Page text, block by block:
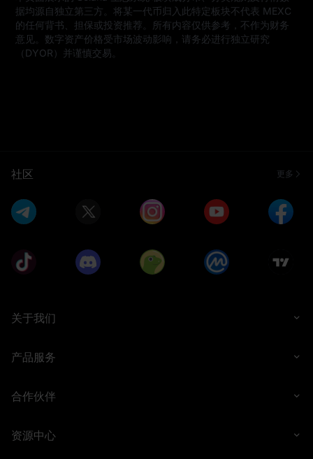
据均源自独立第三方。将某一代币归入此特定板块不代表 MEXC
的任何背书、担保或投资推荐。所有内容仅供参考，不作为财务
意见。数字资产价格受市场波动影响，请务必进行独立研究
（DYOR）并谨慎交易。
社区 更多
关于我们
产品服务
合作伙伴
资源中心